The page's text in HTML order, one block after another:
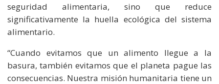
seguridad alimentaria, sino que reduce
significativamente la huella ecológica del sistema
alimentario.
“Cuando evitamos que un alimento llegue a la
basura, también evitamos que el planeta pague las
consecuencias. Nuestra misión humanitaria tiene un